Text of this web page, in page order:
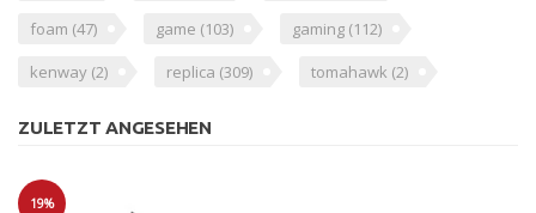
foam (47) game (103) gaming (112)
kenway (2) replica (309) tomahawk (2)
ZULETZT ANGESEHEN
19%